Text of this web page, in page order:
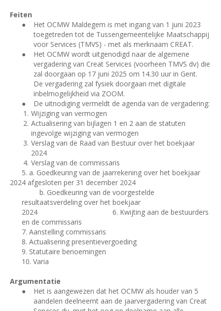
Feiten
●
Het OCMW Maldegem is met ingang van 1 juni 2023
toegetreden tot de Tussengemeentelijke Maatschappij
voor Services (TMVS) - met als merknaam CREAT.
●
Het OCMW wordt uitgenodigd naar de algemene
vergadering van Creat Services (voorheen TMVS dv) die
zal doorgaan op 17 juni 2025 om 14.30 uur in Gent.
De vergadering zal fysiek doorgaan met digitale
inbelmogelijkheid via ZOOM.
●
De uitnodiging vermeldt de agenda van de vergadering:
Wijziging van vermogen
Actualisering van bijlagen 1 en 2 aan de statuten
ingevolge wijziging van vermogen
Verslag van de Raad van Bestuur over het boekjaar
2024
Verslag van de commissaris
5. a. Goedkeuring van de jaarrekening over het boekjaar
2024 afgesloten per 31 december 2024
b. Goedkeuring van de voorgestelde
resultaatsverdeling over het boekjaar
2024
6. Kwijting aan de bestuurders
en de commissaris
7. Aanstelling commissaris
8. Actualisering presentievergoeding
9. Statutaire benoemingen
10. Varia
Argumentatie
●
Het is aangewezen dat het OCMW als houder van 5
aandelen deelneemt aan de jaarvergadering van Creat